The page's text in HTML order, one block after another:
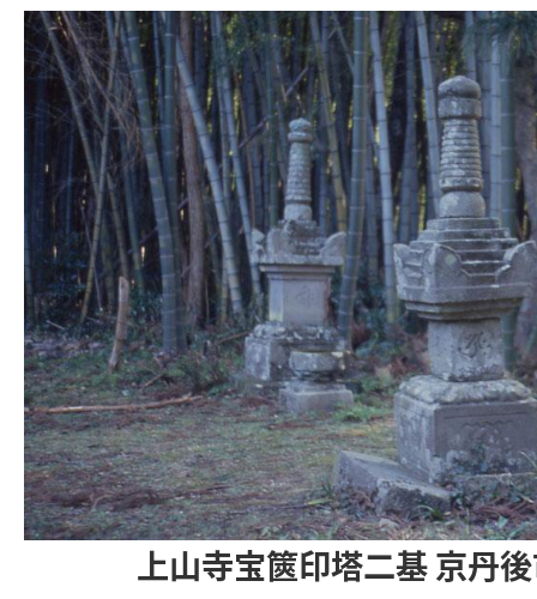
上山寺宝篋印塔二基 京丹